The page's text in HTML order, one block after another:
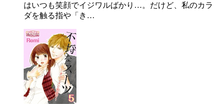
はいつも笑顔でイジワルばかり…。だけど、私のカラ
ダを触る指や「き…